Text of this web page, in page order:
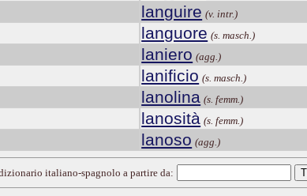
languire (v. intr.)
languore (s. masch.)
laniero (agg.)
lanificio (s. masch.)
lanolina (s. femm.)
lanosità (s. femm.)
lanoso (agg.)
italiano-spagnolo a partire da: